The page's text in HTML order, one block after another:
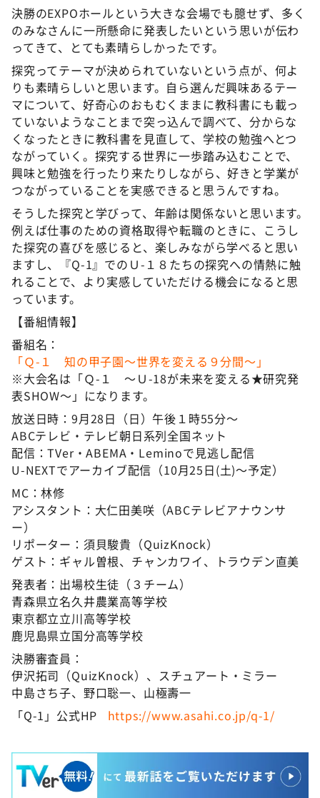
決勝のEXPOホールという大きな会場でも臆せず、多く
のみなさんに一所懸命に発表したいという思いが伝わ
ってきて、とても素晴らしかったです。
探究ってテーマが決められていないという点が、何よ
りも素晴らしいと思います。自ら選んだ興味あるテー
マについて、好奇心のおもむくままに教科書にも載っ
ていないようなことまで突っ込んで調べて、分からな
くなったときに教科書を見直して、学校の勉強へとつ
ながっていく。探究する世界に一歩踏み込むことで、
興味と勉強を行ったり来たりしながら、好きと学業が
つながっていることを実感できると思うんですね。
そうした探究と学びって、年齢は関係ないと思います。
例えば仕事のための資格取得や転職のときに、こうし
た探究の喜びを感じると、楽しみながら学べると思い
ますし、『Q-1』でのＵ-１８たちの探究への情熱に触
れることで、より実感していただける機会になると思
っています。
【番組情報】
番組名：
「Ｑ-１ 知の甲子園～世界を変える９分間～」
※大会名は「Ｑ-１ ～Ｕ-18が未来を変える★研究発
表SHOW～」になります。
放送日時：9月28日（日）午後１時55分～
ABCテレビ・テレビ朝日系列全国ネット
配信：TVer・ABEMA・Leminoで見逃し配信
U-NEXTでアーカイブ配信（10月25日(土)～予定）
MC：林修
アシスタント：大仁田美咲（ABCテレビアナウンサ
ー）
リポーター：須貝駿貴（QuizKnock）
ゲスト：ギャル曽根、チャンカワイ、トラウデン直美
発表者：出場校生徒（３チーム）
青森県立名久井農業高等学校
東京都立立川高等学校
鹿児島県立国分高等学校
決勝審査員：
伊沢拓司（QuizKnock）、スチュアート・ミラー
中島さち子、野口聡一、山極壽一
「Q-1」公式HP https://www.asahi.co.jp/q-1/